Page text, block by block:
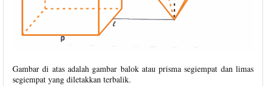
Gambar di atas adalah gambar balok atau prisma segiempat dan limas
segiempat yang diletakkan terbalik.